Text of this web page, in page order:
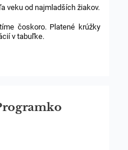
veku od najmladších žiakov.
čoskoro. Platené krúžky
v tabuľke.
18.9. 2025